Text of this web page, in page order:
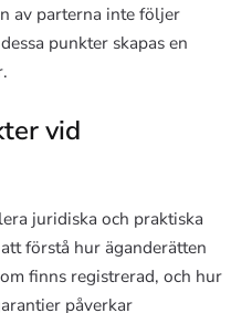
av parterna inte följer
punkter skapas en
vid
juridiska och praktiska
förstå hur äganderätten
finns registrerad, och hur
påverkar